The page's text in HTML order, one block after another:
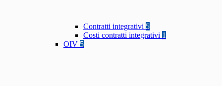
Contratti integrativi 5
Costi contratti integrativi 1
OIV 5